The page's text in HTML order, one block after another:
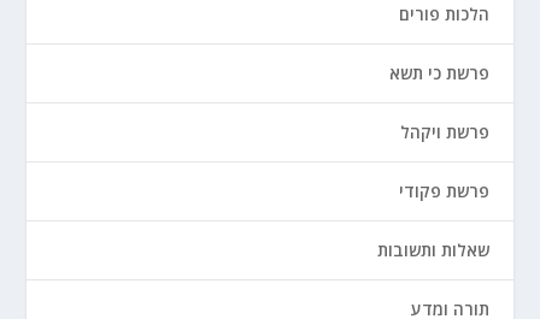
הלכות פורים
פרשת כי תשא
פרשת ויקהל
פרשת פקודי
שאלות ותשובות
תורה ומדע